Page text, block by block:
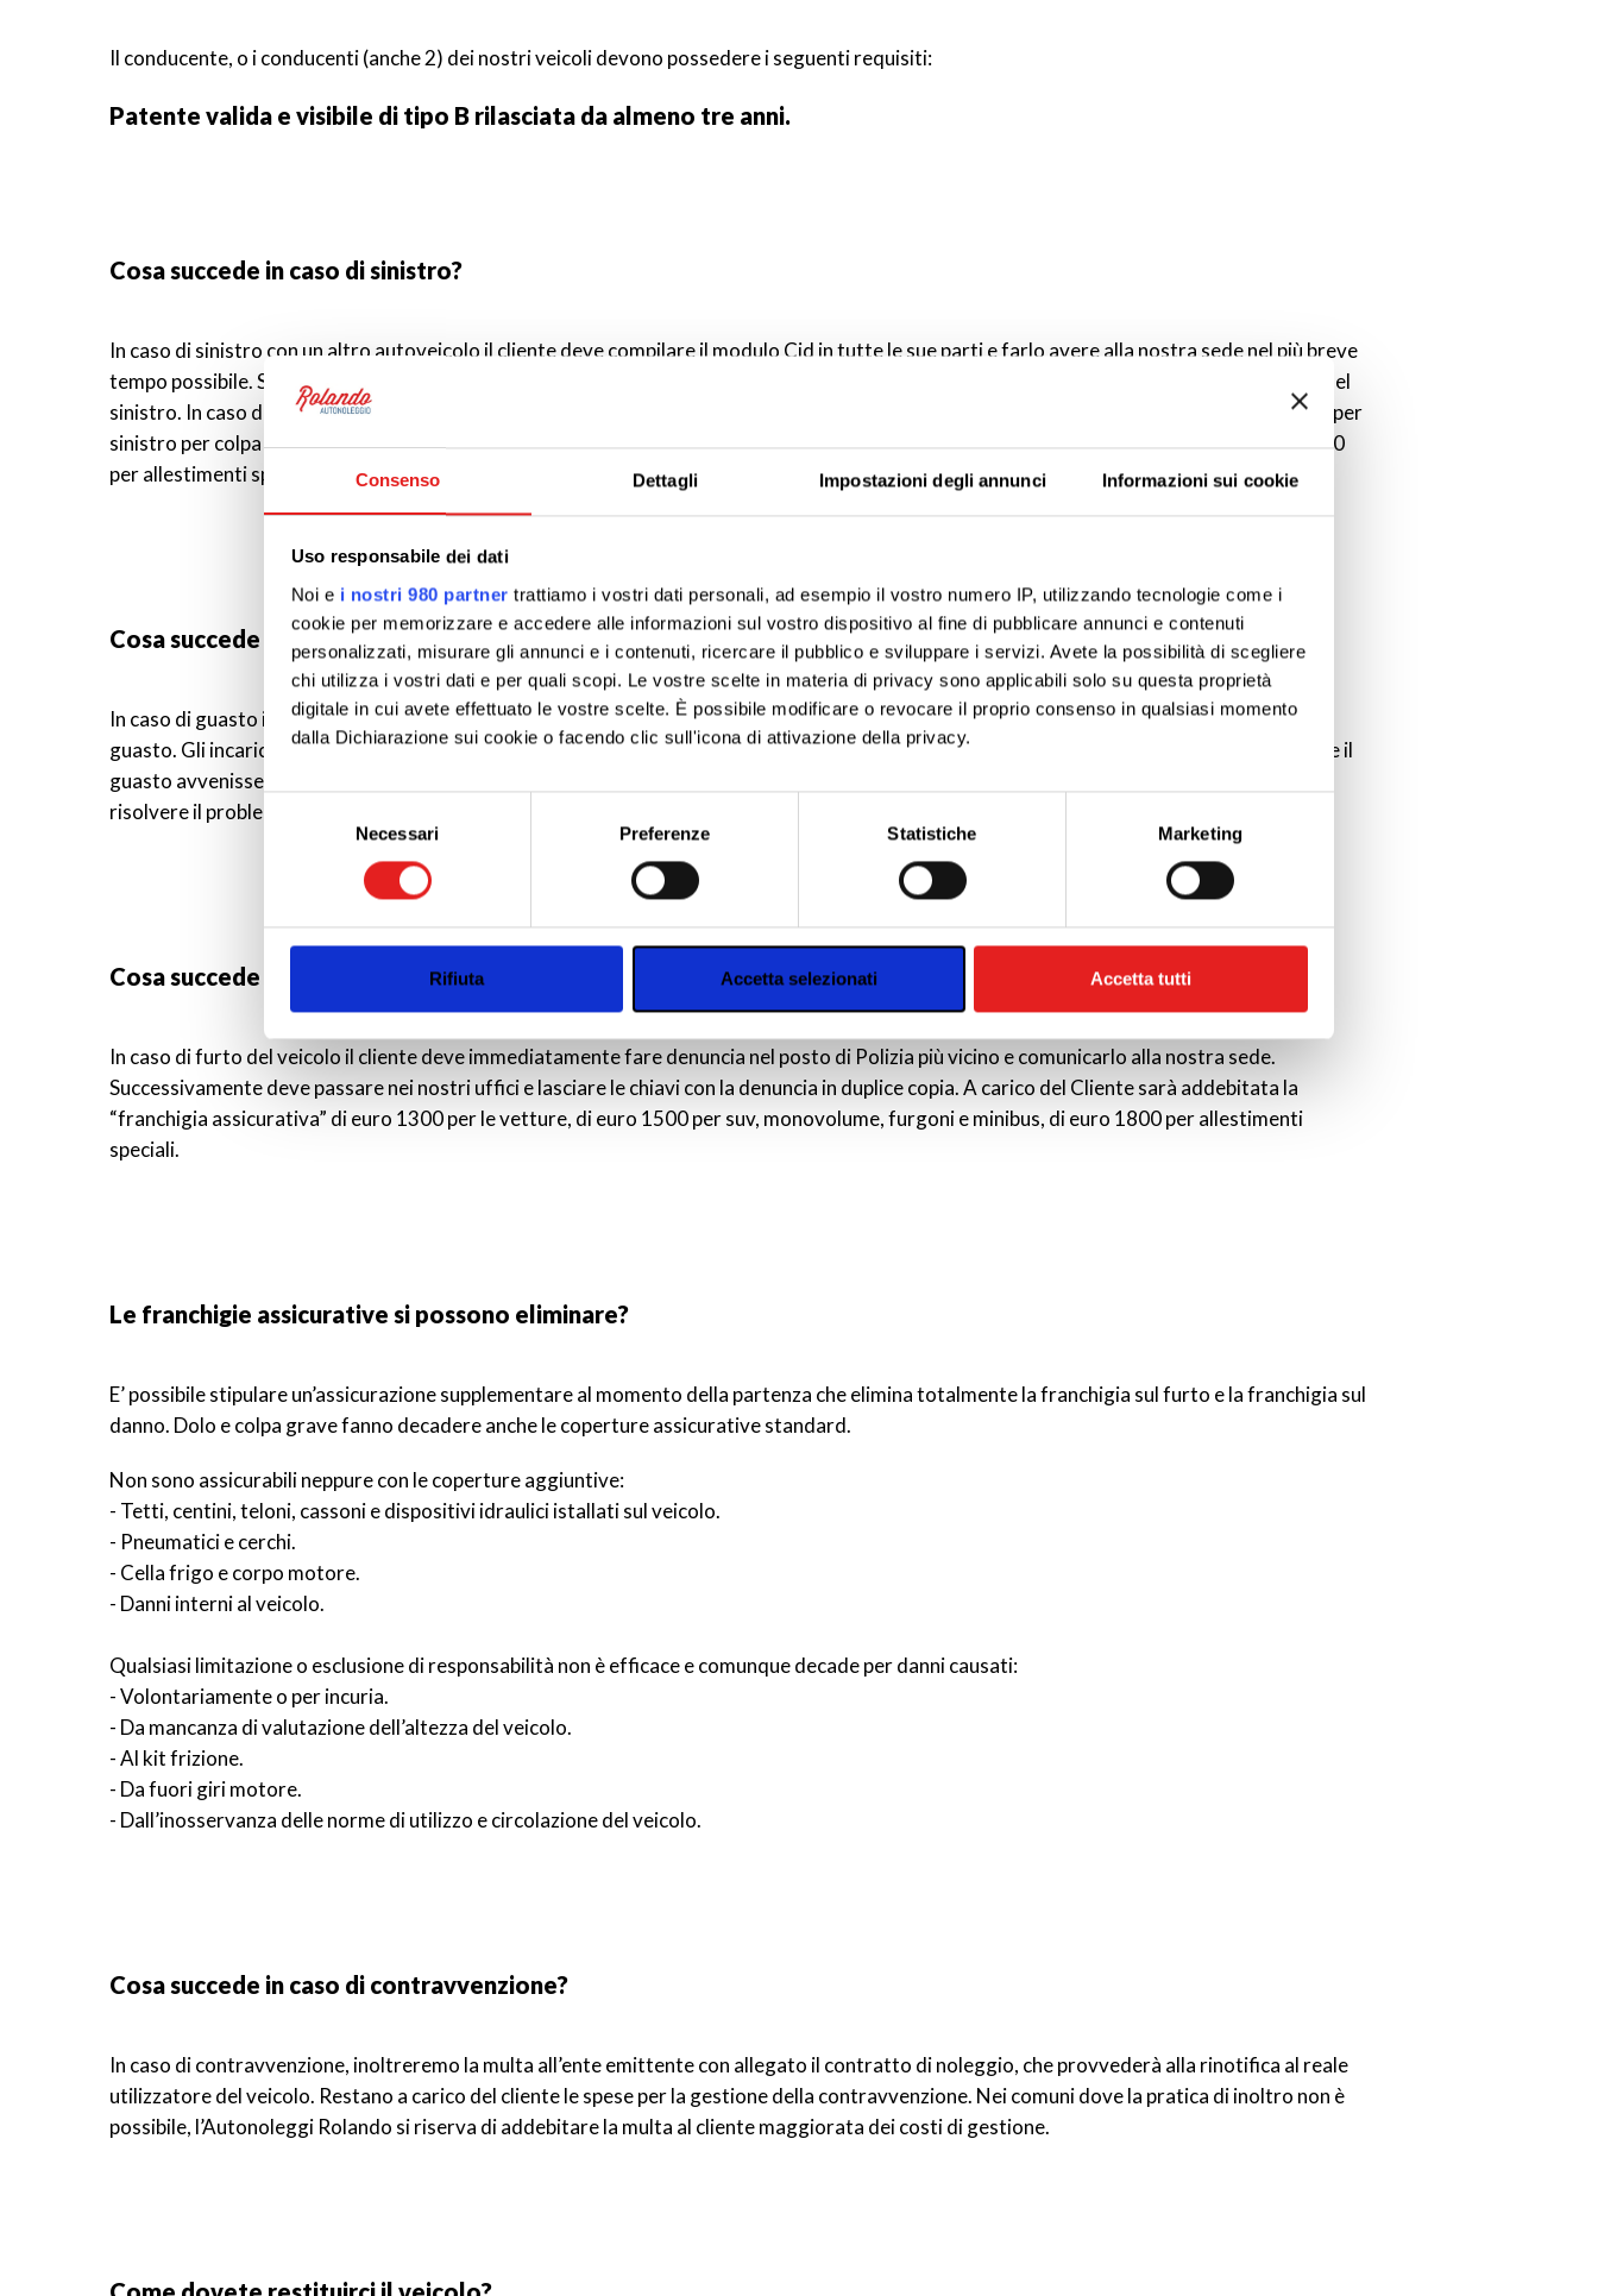
Consenso Dettagli Impostazioni degli annunci Informazioni sui cookie
Uso responsabile dei dati
Noi e i nostri 980 partner trattiamo i vostri dati personali, ad esempio il vostro numero IP, utilizzando tecnologie come i
cookie per memorizzare e accedere alle informazioni sul vostro dispositivo al fine di pubblicare annunci e contenuti
personalizzati, misurare gli annunci e i contenuti, ricercare il pubblico e sviluppare i servizi. Avete la possibilità di scegliere
chi utilizza i vostri dati e per quali scopi. Le vostre scelte in materia di privacy sono applicabili solo su questa proprietà
digitale in cui avete effettuato le vostre scelte. È possibile modificare o revocare il proprio consenso in qualsiasi momento
dalla Dichiarazione sui cookie o facendo clic sull'icona di attivazione della privacy.
Approfondisci come vengono elaborati i tuoi dati personali e imposta le tue preferenze nellasezione dettagli. Puoi
modificare o ritirare il tuo consenso in qualsiasi momento dalla Dichiarazione sui cookie.
Utilizziamo i cookie per personalizzare contenuti ed annunci, per fornire funzionalità dei social media e per analizzare il
Necessari Preferenze Statistiche Marketing
Rifiuta Accetta selezionati Accetta tutti
Il conducente, o i conducenti (anche 2) dei nostri veicoli devono possedere i seguenti requisiti:
Patente valida e visibile di tipo B rilasciata da almeno tre anni.
Cosa succede in caso di sinistro?
In caso di sinistro con un altro autoveicolo il cliente deve compilare il modulo Cid in tutte le sue parti e farlo avere alla nostra sede nel più breve
tempo possibile. Se l’incidente avviene contro oggetti o cose il cliente deve comunque fare avere alla nostra agenzia i dati (ora , luogo ecc) del
sinistro. In caso di sinistro con ragione il cliente è coperto totalmente da assicurazione. In caso di sinistro con torto il cliente ha una penalità per
sinistro per colpa di euro 250 e una franchigia di euro 1200 per le vetture, di euro 1300 per suv, monovolume, furgoni e minibus, di euro 1500
per allestimenti speciali.
Cosa succede in caso di guasto?
In caso di guasto il cliente deve immediatamente avvertire la nostra sede e, comunicare il luogo in cui si trova e, se possibile, la tipologia di
guasto. Gli incaricati della nostra sede vi daranno tutte le istruzioni necessarie per risolvere nel più breve tempo possibile l’inconveniente. Se il
guasto avvenisse in orario notturno, è possibile sempre ricorrere al numero verde dell’assistenza no Stop 24 ore su 24 che provvederà a
risolvere il problema.
Cosa succede in caso di furto del veicolo?
In caso di furto del veicolo il cliente deve immediatamente fare denuncia nel posto di Polizia più vicino e comunicarlo alla nostra sede.
Successivamente deve passare nei nostri uffici e lasciare le chiavi con la denuncia in duplice copia. A carico del Cliente sarà addebitata la
“franchigia assicurativa” di euro 1300 per le vetture, di euro 1500 per suv, monovolume, furgoni e minibus, di euro 1800 per allestimenti
speciali.
Le franchigie assicurative si possono eliminare?
E’ possibile stipulare un’assicurazione supplementare al momento della partenza che elimina totalmente la franchigia sul furto e la franchigia sul
danno. Dolo e colpa grave fanno decadere anche le coperture assicurative standard.
Non sono assicurabili neppure con le coperture aggiuntive:
- Tetti, centini, teloni, cassoni e dispositivi idraulici istallati sul veicolo.
- Pneumatici e cerchi.
- Cella frigo e corpo motore.
- Danni interni al veicolo.
Qualsiasi limitazione o esclusione di responsabilità non è efficace e comunque decade per danni causati:
- Volontariamente o per incuria.
- Da mancanza di valutazione dell’altezza del veicolo.
- Al kit frizione.
- Da fuori giri motore.
- Dall’inosservanza delle norme di utilizzo e circolazione del veicolo.
Cosa succede in caso di contravvenzione?
In caso di contravvenzione, inoltreremo la multa all’ente emittente con allegato il contratto di noleggio, che provvederà alla rinotifica al reale
utilizzatore del veicolo. Restano a carico del cliente le spese per la gestione della contravvenzione. Nei comuni dove la pratica di inoltro non è
possibile, l’Autonoleggi Rolando si riserva di addebitare la multa al cliente maggiorata dei costi di gestione.